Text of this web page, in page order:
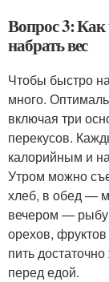
Вопрос 3: Как
набрать вес
Чтобы быстро
много.
включая три
перекусов.
калорийным и
Утром можно
хлеб, в обед —
вечером — рыбу
орехов,
пить
перед едой.